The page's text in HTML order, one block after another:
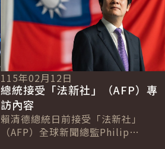
115年02月12日
總統接受「法新社」（AFP）專
訪內容
賴清德總統日前接受「法新社」
（AFP）全球新聞總監Philip